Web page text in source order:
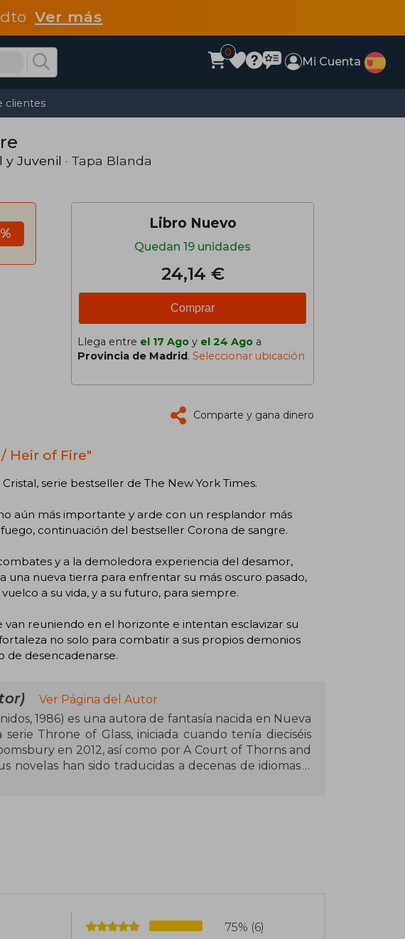
dtoVer más
0
Mi Cuenta
clientes
y Juvenil · Tapa Blanda
Libro Nuevo
Quedan 19 unidades
24,14 €
Comprar
Llega entre el 17 Ago y el 24 Ago a
Provincia de Madrid. Seleccionar ubicación
Comparte y gana dinero
Heir of Fire"
serie bestseller de The New York Times.
aún más importante y arde con un resplandor más
continuación del bestseller Corona de sangre.
y a la demoledora experiencia del desamor,
una nueva tierra para enfrentar su más oscuro pasado,
a su vida, y a su futuro, para siempre.
reuniendo en el horizonte e intentan esclavizar su
no solo para combatir a sus propios demonios
de desencadenarse.
Ver Página del Autor
1986) es una autora de fantasía nacida en Nueva
serie Throne of Glass, iniciada cuando tenía dieciséis
en 2012, así como por A Court of Thorns and
novelas han sido traducidas a decenas de idiomas y
de los más vendidos del New York Times. Maas es
75% (6)